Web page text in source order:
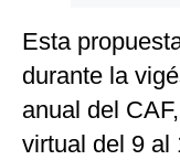
Esta
durante la
anual del
virtual del 9 al